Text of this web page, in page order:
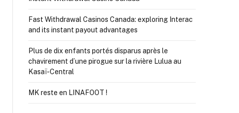
Fast Withdrawal Casinos Canada: exploring Interac
and its instant payout advantages
Plus de dix enfants portés disparus après le
chavirement d’une pirogue sur la rivière Lulua au
Kasaï-Central
MK reste en LINAFOOT !